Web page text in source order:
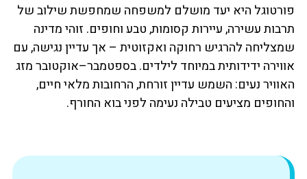
פורטוגל היא יעד מושלם למשפחה שמחפשת שילוב של
תרבות עשירה, עיירות קסומות, טבע וחופים. זוהי מדינה
שמצליחה להרגיש רחוקה ואקזוטית – אך עדיין נגישה, עם
אווירה ידידותית במיוחד לילדים. בספטמבר–אוקטובר מזג
האוויר נעים: השמש עדיין זורחת, הרחובות מלאי חיים,
והחופים מציעים טבילה נעימה לפני בוא החורף.